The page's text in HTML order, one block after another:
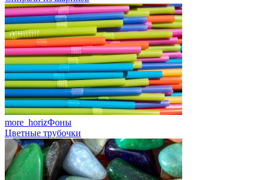
more_horizФоны
Цветные трубочки